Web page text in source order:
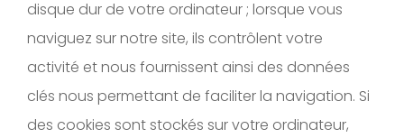
disque dur de votre ordinateur ; lorsque vous
naviguez sur notre site, ils contrôlent votre
activité et nous fournissent ainsi des données
clés nous permettant de faciliter la navigation. Si
des cookies sont stockés sur votre ordinateur,